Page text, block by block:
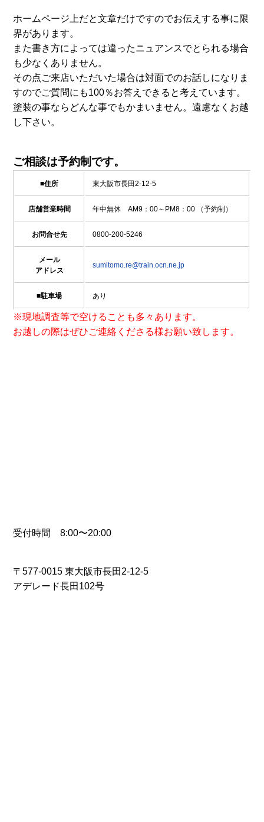
ホームページ上だと文章だけですのでお伝えする事に限
界があります。
また書き方によっては違ったニュアンスでとられる場合
も少なくありません。
その点ご来店いただいた場合は対面でのお話しになりま
すのでご質問にも100％お答えできると考えています。
塗装の事ならどんな事でもかまいません。遠慮なくお越
し下さい。
ご相談は予約制です。
■住所 東大阪市長田2-12-5
店舗営業時間 年中無休 AM9：00～PM8：00 （予約制）
お問合せ先 0800-200-5246
メール
アドレス
sumitomo.re@train.ocn.ne.jp
■駐車場 あり
※現地調査等で空けることも多々あります。
お越しの際はぜひご連絡くださる様お願い致します。
受付時間 8:00〜20:00
〒577-0015 東大阪市長田2-12-5
アデレード長田102号